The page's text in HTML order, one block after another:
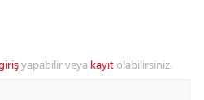
yapabilir veya kayıt olabilirsiniz.